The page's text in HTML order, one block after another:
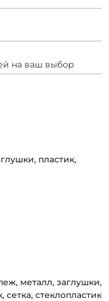
пластик,
на ваш выбор
металл, заглушки,
сетка, стеклопластик